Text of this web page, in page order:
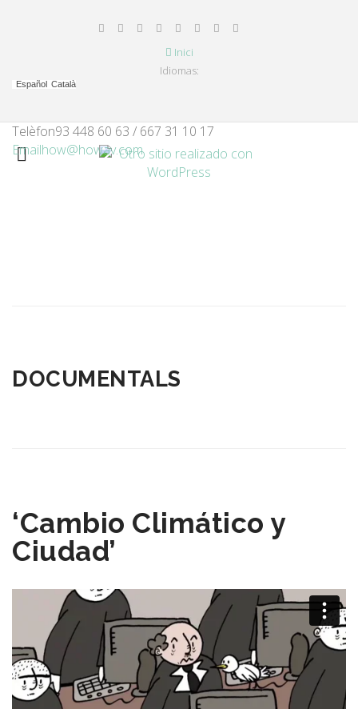
Inici
Idiomas:
Español Català
Telèfon93 448 60 63 / 667 31 10 17
Emailhow@howav.com
DOCUMENTALS
‘Cambio Climático y
Ciudad’